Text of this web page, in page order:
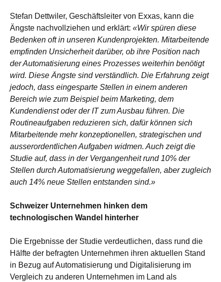
Stefan Dettwiler, Geschäftsleiter von Exxas, kann die
Ängste nachvollziehen und erklärt: «Wir spüren diese
Bedenken oft in unseren Kundenprojekten. Mitarbeitende
empfinden Unsicherheit darüber, ob ihre Position nach
der Automatisierung eines Prozesses weiterhin benötigt
wird. Diese Ängste sind verständlich. Die Erfahrung zeigt
jedoch, dass eingesparte Stellen in einem anderen
Bereich wie zum Beispiel beim Marketing, dem
Kundendienst oder der IT zum Ausbau führen. Die
Routineaufgaben reduzieren sich, dafür können sich
Mitarbeitende mehr konzeptionellen, strategischen und
ausserordentlichen Aufgaben widmen. Auch zeigt die
Studie auf, dass in der Vergangenheit rund 10% der
Stellen durch Automatisierung weggefallen, aber zugleich
auch 14% neue Stellen entstanden sind.»
Schweizer Unternehmen hinken dem
technologischen Wandel hinterher
Die Ergebnisse der Studie verdeutlichen, dass rund die
Hälfte der befragten Unternehmen ihren aktuellen Stand
in Bezug auf Automatisierung und Digitalisierung im
Vergleich zu anderen Unternehmen im Land als